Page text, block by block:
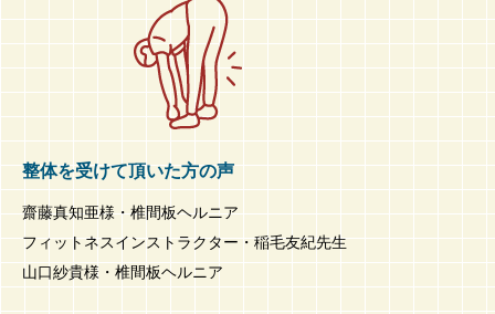
整体を受けて頂いた方の声
齋藤真知亜様・椎間板ヘルニア
フィットネスインストラクター・稲毛友紀先生
山口紗貴様・椎間板ヘルニア